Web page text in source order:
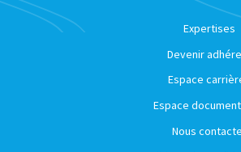
Expertises
Devenir
Espace
Espace
Nous